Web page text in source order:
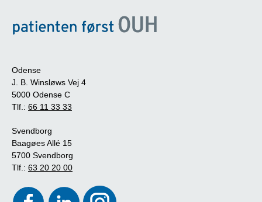
Odense
J. B. Winsløws Vej 4
5000 Odense C
Tlf.: 66 11 33 33
Svendborg
Baagøes Allé 15
5700 Svendborg
Tlf.: 63 20 20 00